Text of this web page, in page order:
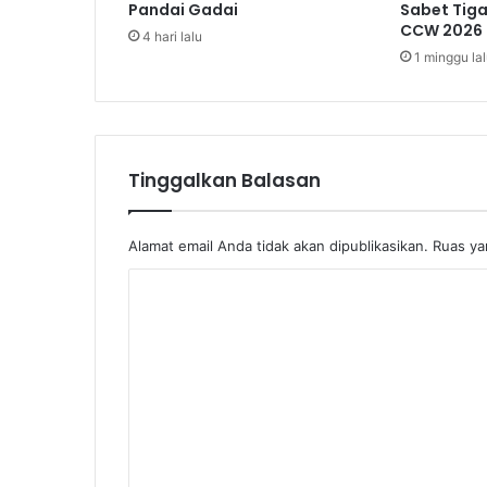
d
o
i
:
m
i
Pandai Gadai
4 hari lalu
Sabet
CCW 2026
1 minggu
Tinggalkan Balasan
Alamat email Anda tidak akan dipublikasikan. Ruas